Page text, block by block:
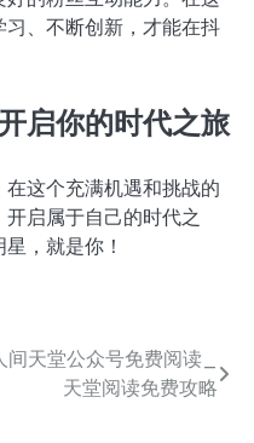
、不断创新，才能在抖
启你的时代之旅
这个充满机遇和挑战的
启属于自己的时代之
，就是你！
间天堂公众号免费阅读_
天堂阅读免费攻略